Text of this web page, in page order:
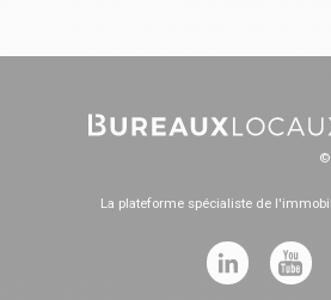
©
La plateforme spécialiste de